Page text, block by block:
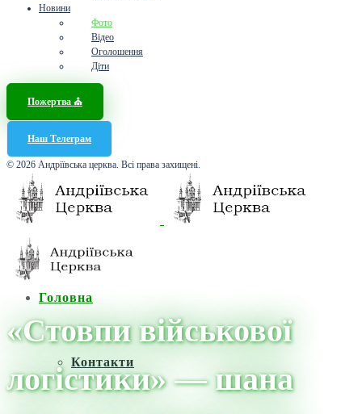
Новини
Фото
Відео
Оголошення
Діти
Пожертва ⛪️
Наш Телеграм
© 2026 Андріївська церква. Всі права захищені.
Головна
Контакти
«Стовпи військової
логістики» — шана